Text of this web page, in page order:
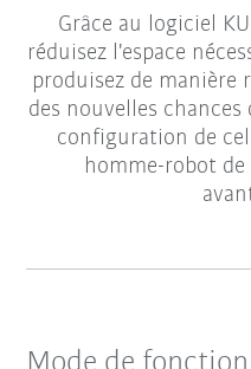
Grâce au logiciel
réduisez l'espace
produisez de manière
des nouvelles
configuration de
homme-robot